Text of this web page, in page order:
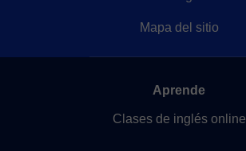
Mapa del sitio
Aprende
Clases de inglés online